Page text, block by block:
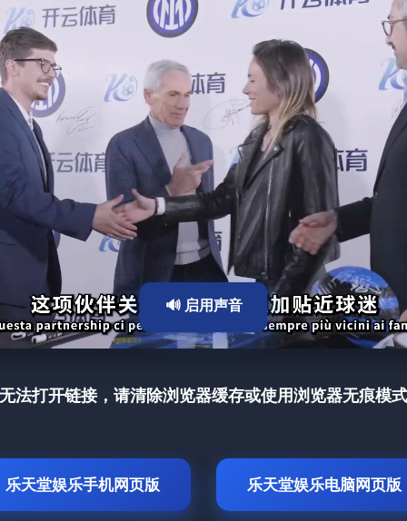
🔊 启用声音
法打开链接，请清除浏览器缓存或使用浏览器无痕模
乐天堂娱乐手机网页版 乐天堂娱乐电脑网页版